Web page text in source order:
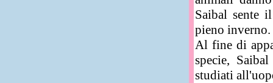
Saibal sente
pieno inverno.
Al fine di
specie,
studiati